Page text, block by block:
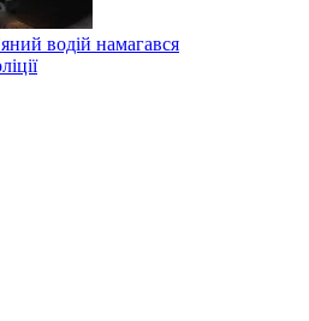
водій намагався